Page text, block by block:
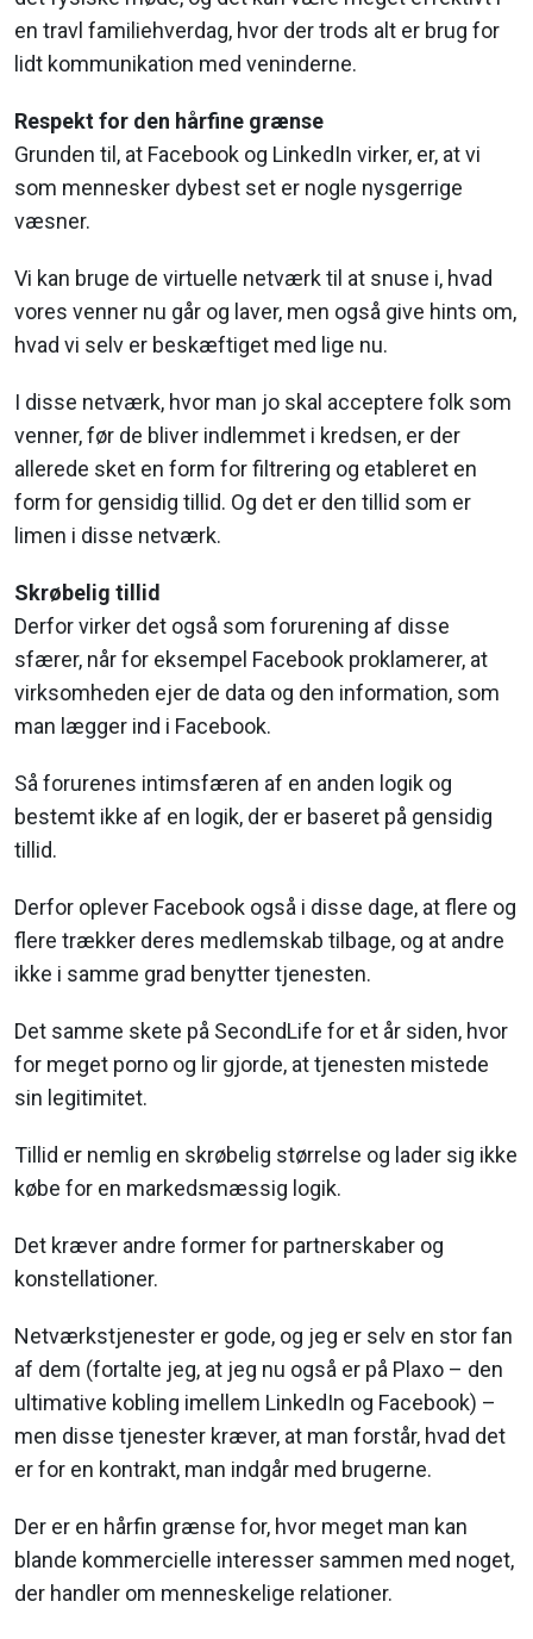
en travl familiehverdag, hvor der trods alt er brug for
lidt kommunikation med veninderne.
Respekt for den hårfine grænse
Grunden til, at Facebook og LinkedIn virker, er, at vi
som mennesker dybest set er nogle nysgerrige
væsner.
Vi kan bruge de virtuelle netværk til at snuse i, hvad
vores venner nu går og laver, men også give hints om,
hvad vi selv er beskæftiget med lige nu.
I disse netværk, hvor man jo skal acceptere folk som
venner, før de bliver indlemmet i kredsen, er der
allerede sket en form for filtrering og etableret en
form for gensidig tillid. Og det er den tillid som er
limen i disse netværk.
Skrøbelig tillid
Derfor virker det også som forurening af disse
sfærer, når for eksempel Facebook proklamerer, at
virksomheden ejer de data og den information, som
man lægger ind i Facebook.
Så forurenes intimsfæren af en anden logik og
bestemt ikke af en logik, der er baseret på gensidig
tillid.
Derfor oplever Facebook også i disse dage, at flere og
flere trækker deres medlemskab tilbage, og at andre
ikke i samme grad benytter tjenesten.
Det samme skete på SecondLife for et år siden, hvor
for meget porno og lir gjorde, at tjenesten mistede
sin legitimitet.
Tillid er nemlig en skrøbelig størrelse og lader sig ikke
købe for en markedsmæssig logik.
Det kræver andre former for partnerskaber og
konstellationer.
Netværkstjenester er gode, og jeg er selv en stor fan
af dem (fortalte jeg, at jeg nu også er på Plaxo – den
ultimative kobling imellem LinkedIn og Facebook) –
men disse tjenester kræver, at man forstår, hvad det
er for en kontrakt, man indgår med brugerne.
Der er en hårfin grænse for, hvor meget man kan
blande kommercielle interesser sammen med noget,
der handler om menneskelige relationer.